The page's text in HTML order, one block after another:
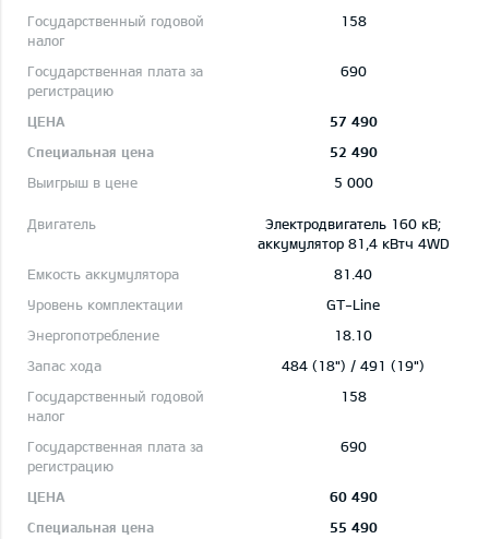
158
690
57 490
52 490
5 000
Электродвигатель 160 кВ;
aккумулятор 81,4 кВтч 4WD
81.40
GT-Line
18.10
484 (18") / 491 (19")
158
690
60 490
55 490